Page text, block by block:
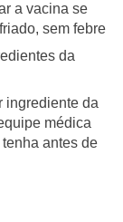
a vacina se
sem febre
da
ingrediente da
médica
antes de